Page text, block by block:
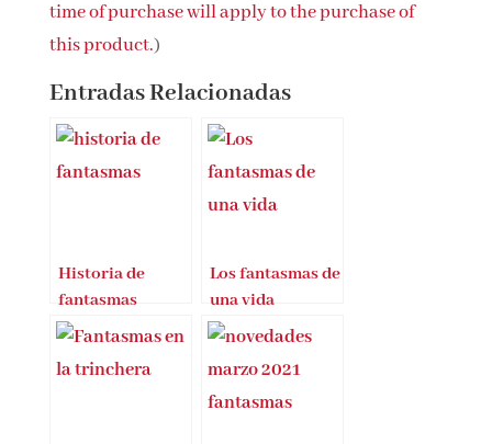
time of purchase will apply to the purchase of
this product.)
Entradas Relacionadas
Historia de
fantasmas
Los fantasmas de
una vida